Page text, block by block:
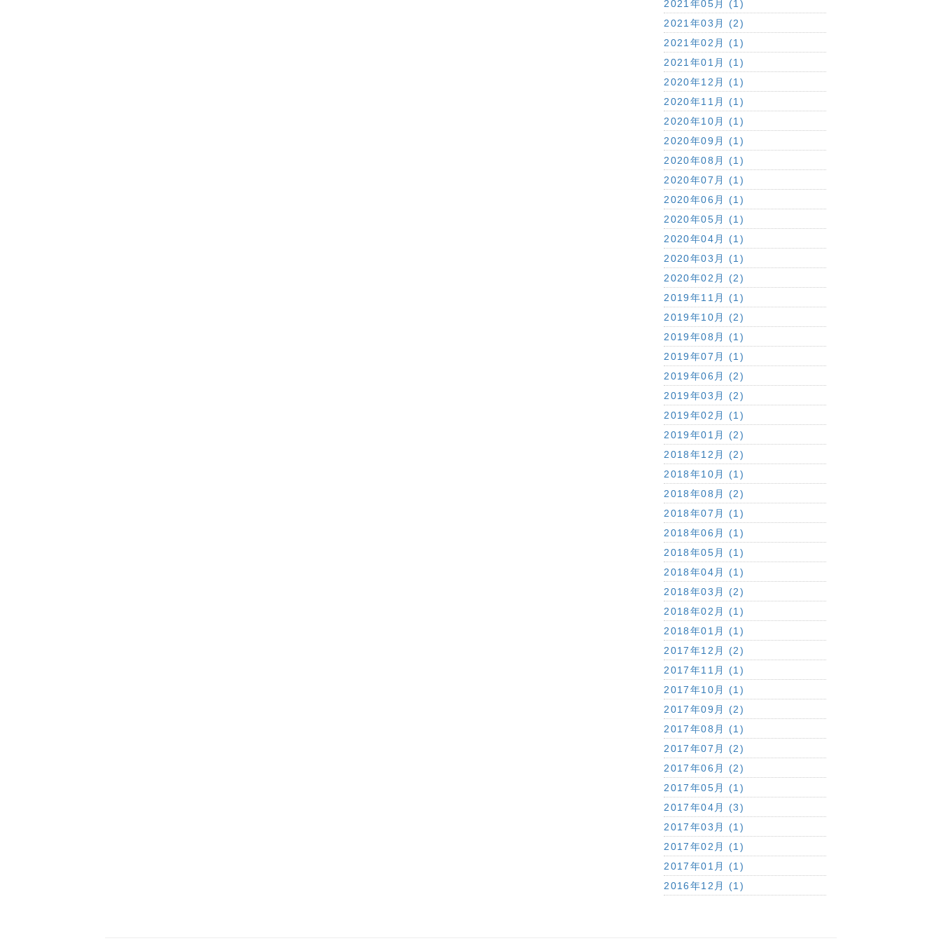
2021年05月 (1)
2021年03月 (2)
2021年02月 (1)
2021年01月 (1)
2020年12月 (1)
2020年11月 (1)
2020年10月 (1)
2020年09月 (1)
2020年08月 (1)
2020年07月 (1)
2020年06月 (1)
2020年05月 (1)
2020年04月 (1)
2020年03月 (1)
2020年02月 (2)
2019年11月 (1)
2019年10月 (2)
2019年08月 (1)
2019年07月 (1)
2019年06月 (2)
2019年03月 (2)
2019年02月 (1)
2019年01月 (2)
2018年12月 (2)
2018年10月 (1)
2018年08月 (2)
2018年07月 (1)
2018年06月 (1)
2018年05月 (1)
2018年04月 (1)
2018年03月 (2)
2018年02月 (1)
2018年01月 (1)
2017年12月 (2)
2017年11月 (1)
2017年10月 (1)
2017年09月 (2)
2017年08月 (1)
2017年07月 (2)
2017年06月 (2)
2017年05月 (1)
2017年04月 (3)
2017年03月 (1)
2017年02月 (1)
2017年01月 (1)
2016年12月 (1)